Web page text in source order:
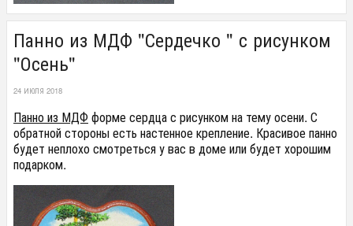
Панно из МДФ "Сердечко " с рисунком
"Осень"
24 ИЮЛЯ 2018
Панно из МДФ форме сердца с рисунком на тему осени. С
обратной стороны есть настенное крепление. Красивое панно
будет неплохо смотреться у вас в доме или будет хорошим
подарком.